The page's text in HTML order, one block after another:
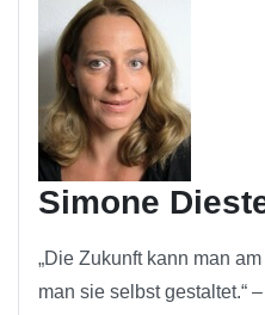
Simone
„Die Zukunft kann man
man sie selbst gestaltet.“